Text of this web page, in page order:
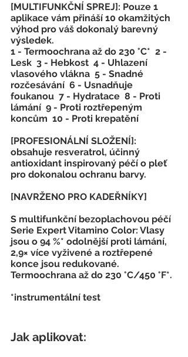
[MULTIFUNKČNÍ SPREJ]: Pouze 1
aplikace vám přináší 10 okamžitých
výhod pro váš dokonalý barevný
výsledek.
1 - Termoochrana až do 230 °C*  2 -
Lesk  3 - Hebkost  4 - Uhlazení
vlasového vlákna  5 - Snadné
rozčesávání  6 - Usnadňuje
foukanou  7 - Hydratace  8 - Proti
lámání  9 - Proti roztřepeným
koncům  10 - Proti krepatění
[PROFESIONÁLNÍ SLOŽENÍ]:
obsahuje resveratrol, účinný
antioxidant inspirovaný péčí o pleť
pro dokonalou ochranu barvy.
[NAVRŽENO PRO KADEŘNÍKY]
S multifunkční bezoplachovou péčí
Serie Expert Vitamino Color: Vlasy
jsou o 94 %* odolnější proti lámání,
2,9× více vyživené a roztřepené
konce jsou redukované.
Termoochrana až do 230 °C/450 °F*.
*instrumentální test
Jak aplikovat: